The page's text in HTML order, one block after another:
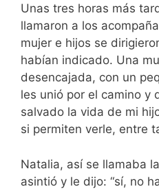
Unas tres horas más
llamaron a los
mujer e hijos se
habían indicado. Una
desencajada, con un
les unió por el camino y
salvado la vida de mi
si permiten verle, entre
Natalia, así se llamaba
asintió y le dijo: “sí, no